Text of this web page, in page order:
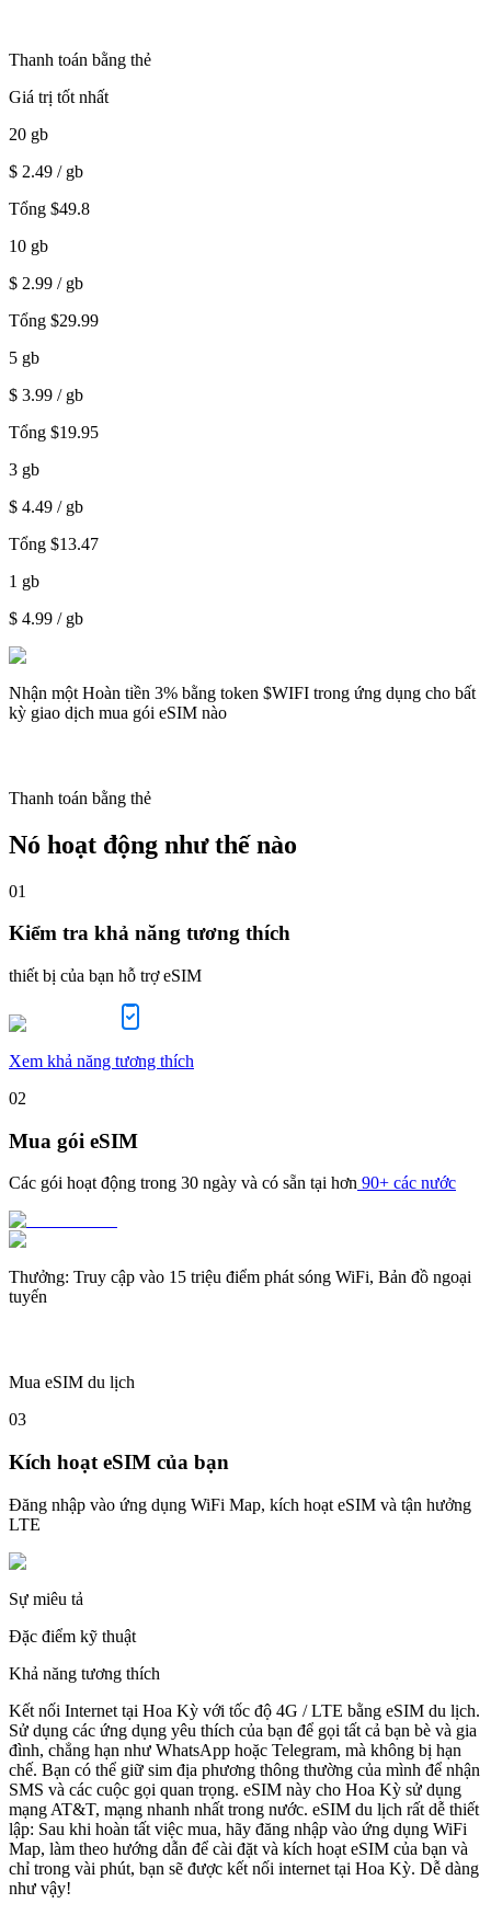
Thanh toán bằng thẻ
Giá trị tốt nhất
20 gb
$ 2.49 / gb
Tổng $49.8
10 gb
$ 2.99 / gb
Tổng $29.99
5 gb
$ 3.99 / gb
Tổng $19.95
3 gb
$ 4.49 / gb
Tổng $13.47
1 gb
$ 4.99 / gb
Nhận một Hoàn tiền 3% bằng token $WIFI trong ứng dụng cho bất
kỳ giao dịch mua gói eSIM nào
Thanh toán bằng thẻ
Nó hoạt động như thế nào
01
Kiểm tra khả năng tương thích
thiết bị của bạn hỗ trợ eSIM
Xem khả năng tương thích
02
Mua gói eSIM
Các gói hoạt động trong 30 ngày và có sẵn tại hơn 90+ các nước
Thưởng: Truy cập vào 15 triệu điểm phát sóng WiFi, Bản đồ ngoại
tuyến
Mua eSIM du lịch
03
Kích hoạt eSIM của bạn
Đăng nhập vào ứng dụng WiFi Map, kích hoạt eSIM và tận hưởng
LTE
Sự miêu tả
Đặc điểm kỹ thuật
Khả năng tương thích
Kết nối Internet tại Hoa Kỳ với tốc độ 4G / LTE bằng eSIM du lịch.
Sử dụng các ứng dụng yêu thích của bạn để gọi tất cả bạn bè và gia
đình, chẳng hạn như WhatsApp hoặc Telegram, mà không bị hạn
chế. Bạn có thể giữ sim địa phương thông thường của mình để nhận
SMS và các cuộc gọi quan trọng. eSIM này cho Hoa Kỳ sử dụng
mạng AT&T, mạng nhanh nhất trong nước. eSIM du lịch rất dễ thiết
lập: Sau khi hoàn tất việc mua, hãy đăng nhập vào ứng dụng WiFi
Map, làm theo hướng dẫn để cài đặt và kích hoạt eSIM của bạn và
chỉ trong vài phút, bạn sẽ được kết nối internet tại Hoa Kỳ. Dễ dàng
như vậy!